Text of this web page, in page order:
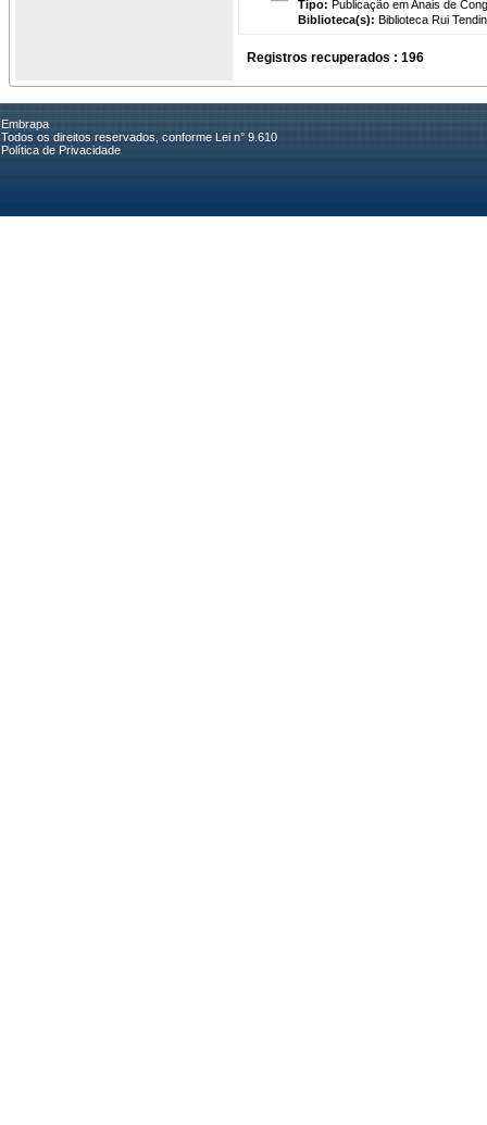
Tipo: Publicação em Anais de
Biblioteca(s): Biblioteca Rui
Registros recuperados : 196
Embrapa
Todos os direitos reservados, conforme Lei n° 9.610
Política de Privacidade